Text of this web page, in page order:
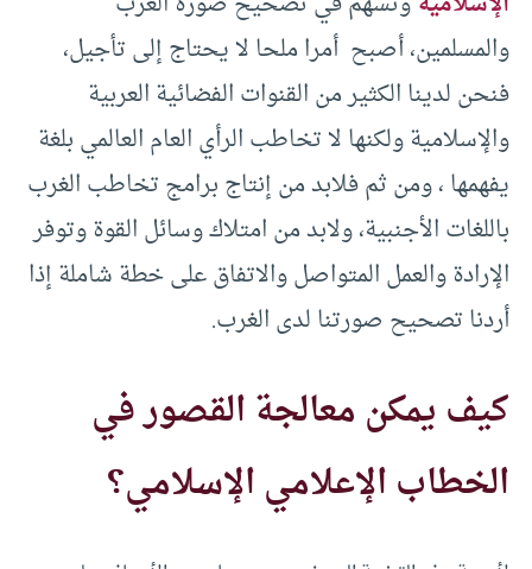
والمسلمين، أصبح أمرا ملحا لا يحتاج إلى تأجيل،
فنحن لدينا الکثير من القنوات الفضائية العربية
والإسلامية ولکنها لا تخاطب الرأي العام العالمي بلغة
يفهمها ، ومن ثم فلابد من إنتاج برامج تخاطب الغرب
باللغات الأجنبية، ولابد من امتلاك وسائل القوة وتوفر
الإرادة والعمل المتواصل والاتفاق على خطة شاملة إذا
أردنا تصحيح صورتنا لدى الغرب.
كيف يمكن معالجة القصور في
الخطاب الإعلامي الإسلامي؟